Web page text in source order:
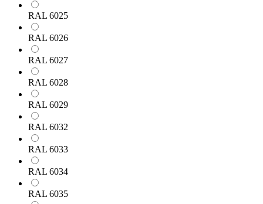
RAL 6025
RAL 6026
RAL 6027
RAL 6028
RAL 6029
RAL 6032
RAL 6033
RAL 6034
RAL 6035